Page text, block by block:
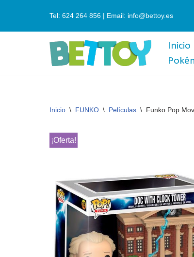
Tel: 624 264 856 | Email: info@bettoy.es
Inicio
Inicio \ FUNKO \ Películas \ Funko Pop
¡Oferta!